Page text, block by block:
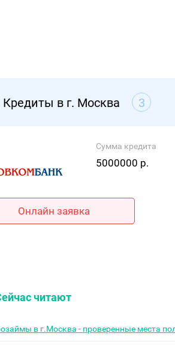
Кредиты в г. Москва 3
Сумма кредита
5000000 р.
Онлайн заявка
читают
в г.Москва - проверенные места